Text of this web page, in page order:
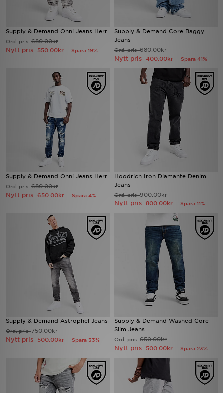
Supply & Demand Onni Jeans Herr
Ord. pris680.00kr
Nytt pris 550.00kr Spara 19%
Supply & Demand Core Baggy
Jeans
Ord. pris680.00kr
Nytt pris 400.00kr Spara 41%
Supply & Demand Onni Jeans Herr
Ord. pris680.00kr
Nytt pris 650.00kr Spara 4%
Hoodrich Iron Diamante Denim
Jeans
Ord. pris900.00kr
Nytt pris 800.00kr Spara 11%
Supply & Demand Astrophel Jeans
Ord. pris750.00kr
Nytt pris 500.00kr Spara 33%
Supply & Demand Washed Core
Slim Jeans
Ord. pris650.00kr
Nytt pris 500.00kr Spara 23%
Mina meddelanden
Kundservice